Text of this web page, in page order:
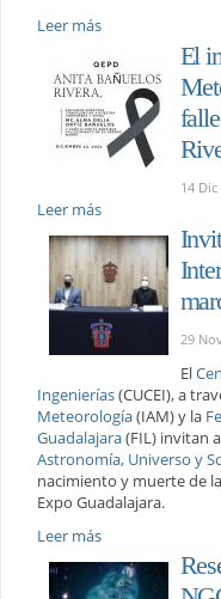
Leer más
El
14 Dic
Leer más
29
El
Ingenierías(CUCEI), a
Meteorología(IAM) y la
Guadalajara(FIL) invitan
Astronomía, Universo y
nacimiento y muerte de
Expo Guadalajara.
Leer más